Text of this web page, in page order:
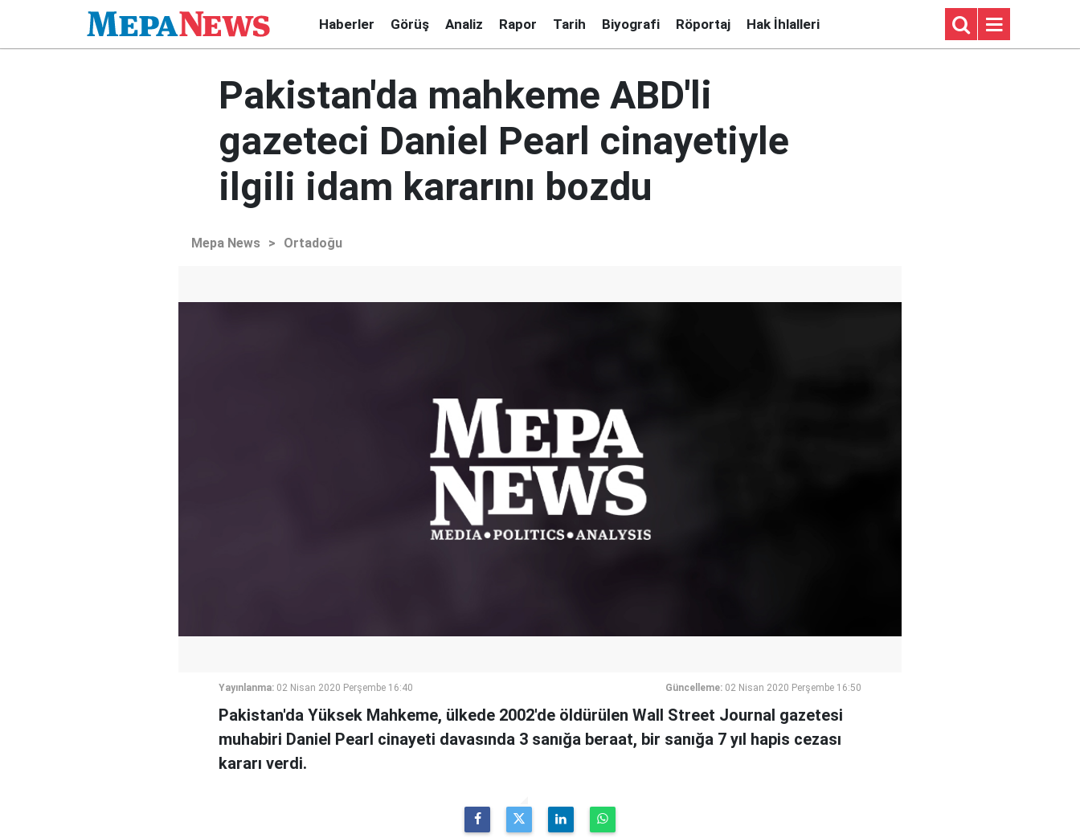
Haberler Görüş Analiz Rapor Tarih Biyografi Röportaj Hak İhlalleri
Pakistan'da mahkeme ABD'li
gazeteci Daniel Pearl cinayetiyle
ilgili idam kararını bozdu
Mepa News > Ortadoğu
Yayınlanma: 02 Nisan 2020 Perşembe 16:40 Güncelleme: 02 Nisan 2020 Perşembe 16:50
Pakistan'da Yüksek Mahkeme, ülkede 2002'de öldürülen Wall Street Journal gazetesi
muhabiri Daniel Pearl cinayeti davasında 3 sanığa beraat, bir sanığa 7 yıl hapis cezası
kararı verdi.